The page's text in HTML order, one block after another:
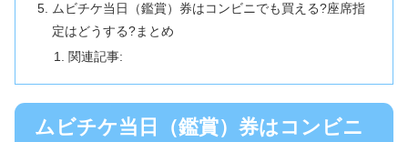
ムビチケ当日（鑑賞）券はコンビニでも買える?座席指
定はどうする?まとめ
関連記事:
ムビチケ当日（鑑賞）券はコンビニ